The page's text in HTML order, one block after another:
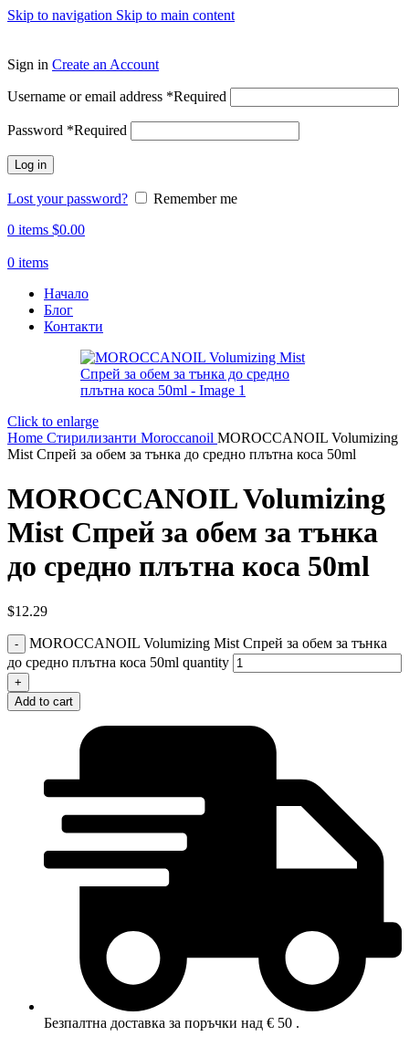
Skip to navigation Skip to main content
Sign in Create an Account
Username or email address *Required
Password *Required
Log in
Lost your password?
Remember me
0 items $0.00
0 items
Начало
Блог
Контакти
Click to enlarge
Home Стирилизанти Moroccanoil MOROCCANOIL Volumizing
Mist Спрей за обем за тънка до средно плътна коса 50ml
MOROCCANOIL Volumizing
Mist Спрей за обем за тънка
до средно плътна коса 50ml
$12.29
MOROCCANOIL Volumizing Mist Спрей за обем за тънка
до средно плътна коса 50ml quantity
Add to cart
Безпалтна доставка за поръчки над € 50 .